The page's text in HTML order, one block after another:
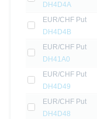
DH4D4A
EUR/CHF Put
DH4D4B
EUR/CHF Put
DH41A0
EUR/CHF Put
DH4D49
EUR/CHF Put
DH4D48